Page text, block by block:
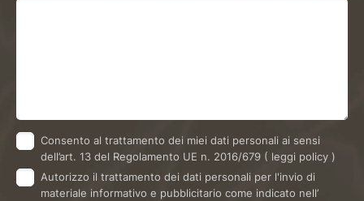
Consento al trattamento dei miei dati personali ai sensi
dell’art. 13 del Regolamento UE n. 2016/679 ( leggi policy )
Autorizzo il trattamento dei dati personali per l'invio di
materiale informativo e pubblicitario come indicato nell’